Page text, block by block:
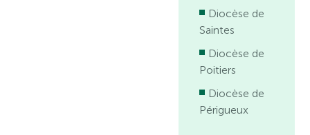
Diocèse de
Saintes
Diocèse de
Poitiers
Diocèse de
Périgueux